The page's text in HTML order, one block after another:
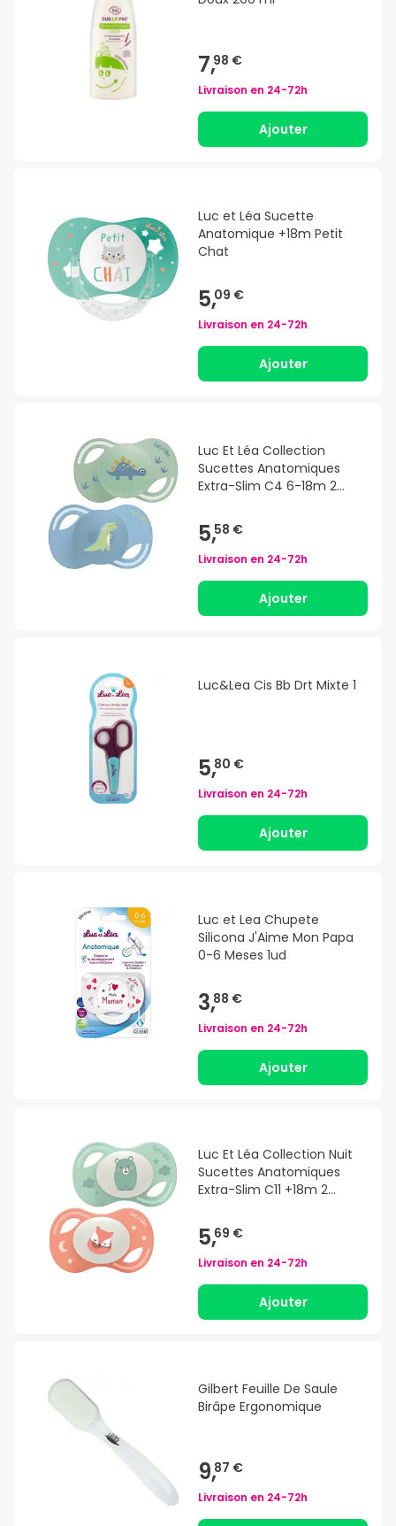
7,98 €
Livraison en 24-72h
Ajouter
Luc et Léa Sucette
Anatomique +18m Petit
Chat
5,09 €
Livraison en 24-72h
Ajouter
Luc Et Léa Collection
Sucettes Anatomiques
Extra-Slim C4 6-18m 2
5,58 €
Livraison en 24-72h
Ajouter
Luc&Lea Cis Bb Drt Mixte 1
5,80 €
Livraison en 24-72h
Ajouter
Luc et Lea Chupete
Silicona J'Aime Mon Papa
0-6 Meses 1ud
3,88 €
Livraison en 24-72h
Ajouter
Luc Et Léa Collection Nuit
Sucettes Anatomiques
Extra-Slim C11 +18m 2
5,69 €
Livraison en 24-72h
Ajouter
Gilbert Feuille De Saule
Birâpe Ergonomique
9,87 €
Livraison en 24-72h